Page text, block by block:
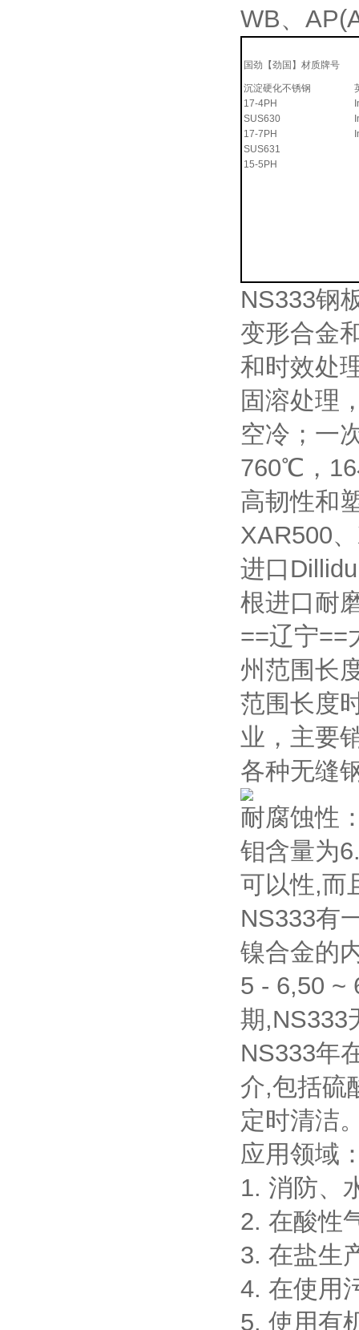
WB、
国劲【劲国】材质牌号
沉淀硬化不锈钢
17-4PH
SUS630
17-7PH
SUS631
15-5PH
NS333钢
变形合金
和时效处
固溶处理
空冷；一
760℃，
高韧性和
XAR500
进口
根进口耐
==辽宁==
州范围长
范围长度
业，主要
各种无缝
耐腐蚀性
钼含量为
可以性,而
NS333有
镍合金的
5 - 6,50 ~
期,NS333
NS333年
介,包括硫
定时清洁
应用领域
1. 消防、
2. 在酸性
3. 在盐生
4. 在使用
5. 使用有